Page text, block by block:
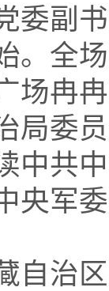
委副
。全
场冉
局委
中共
央军
自治